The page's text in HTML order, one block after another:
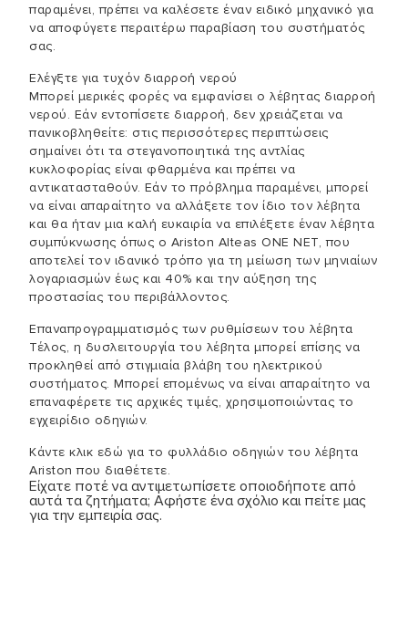
παραμένει, πρέπει να καλέσετε έναν ειδικό μηχανικό για
να αποφύγετε περαιτέρω παραβίαση του συστήματός
σας.
Ελέγξτε για τυχόν διαρροή νερού
Μπορεί μερικές φορές να εμφανίσει ο λέβητας διαρροή
νερού. Εάν εντοπίσετε διαρροή, δεν χρειάζεται να
πανικοβληθείτε: στις περισσότερες περιπτώσεις
σημαίνει ότι τα στεγανοποιητικά της αντλίας
κυκλοφορίας είναι φθαρμένα και πρέπει να
αντικατασταθούν. Εάν το πρόβλημα παραμένει, μπορεί
να είναι απαραίτητο να αλλάξετε τον ίδιο τον λέβητα
και θα ήταν μια καλή ευκαιρία να επιλέξετε έναν λέβητα
συμπύκνωσης όπως ο Ariston Alteas ONE NET, που
αποτελεί τον ιδανικό τρόπο για τη μείωση των μηνιαίων
λογαριασμών έως και 40% και την αύξηση της
προστασίας του περιβάλλοντος.
Επαναπρογραμματισμός των ρυθμίσεων του λέβητα
Τέλος, η δυσλειτουργία του λέβητα μπορεί επίσης να
προκληθεί από στιγμιαία βλάβη του ηλεκτρικού
συστήματος. Μπορεί επομένως να είναι απαραίτητο να
επαναφέρετε τις αρχικές τιμές, χρησιμοποιώντας το
εγχειρίδιο οδηγιών.
Κάντε κλικ εδώ για το φυλλάδιο οδηγιών του λέβητα
Ariston που διαθέτετε.
Είχατε ποτέ να αντιμετωπίσετε οποιοδήποτε από
αυτά τα ζητήματα; Αφήστε ένα σχόλιο και πείτε μας
για την εμπειρία σας.